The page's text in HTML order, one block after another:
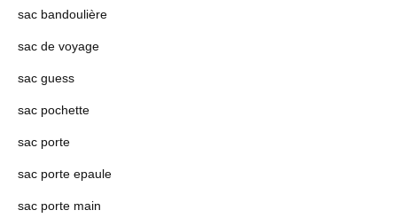
sac bandoulière
sac de voyage
sac guess
sac pochette
sac porte
sac porte epaule
sac porte main